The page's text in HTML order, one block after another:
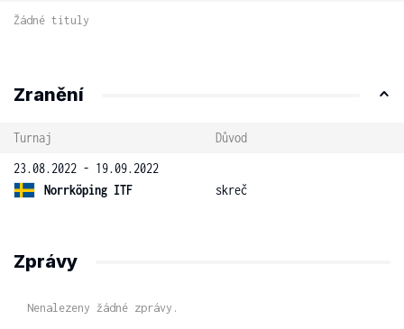
Žádné tituly
Zranění
Turnaj
Důvod
23.08.2022 - 19.09.2022
Norrköping ITF
skreč
Zprávy
Nenalezeny žádné zprávy.